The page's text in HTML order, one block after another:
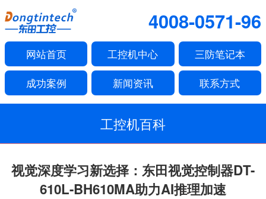
4008-0571-96
网站首页 工控机中心 三防笔记本
成功案例 新闻资讯 联系方式
工控机百科
视觉深度学习新选择：东田视觉控制器DT-
610L-BH610MA助力AI推理加速